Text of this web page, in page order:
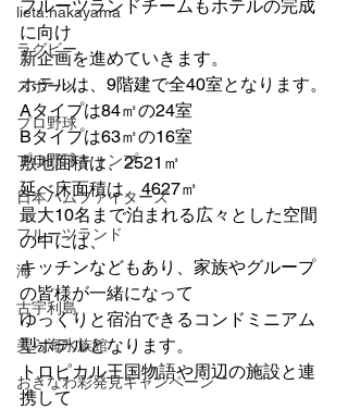
lieta.nakayama
ラグビー
スポーツ
プロ野球
プロ野球キャンプ
日本ハムファイターズ
フルーツランド
海
古宇利島
美ら海水族館
おきなわ彩発見キャンペーン
フルーツランドチームもホテルの完成
に向け
新企画を進めていきます。
ホテルは、9階建で全40室となります。
Aタイプは84㎡の24室
Bタイプは63㎡の16室
敷地面積は、2521㎡
延べ床面積は、4627㎡
最大10名まで泊まれる広々とした空間
の中には、
キッチンなどもあり、家族やグループ
の皆様が一緒になって
ゆっくりと宿泊できるコンドミニアム
型ホテルとなります。
トロピカル王国物語や周辺の施設と連
携して